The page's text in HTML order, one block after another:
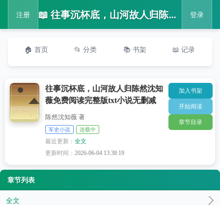
注册 📖 往事沉杯底，山河故人归陈然沈知薇免费阅读完整版txt小说无删减 登录
🏠 首页 📂 分类 📚 书架 📖 记录
往事沉杯底，山河故人归陈然沈知
薇免费阅读完整版txt小说无删减
陈然沈知薇 著
军史小说 连载中
最近更新：全文
更新时间：2026-06-04 13:38:19
加入书架
开始阅读
章节目录
章节列表
全文